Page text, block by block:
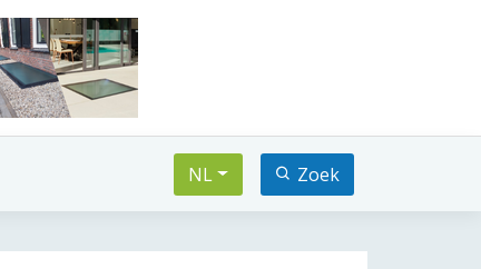
NL Zoek